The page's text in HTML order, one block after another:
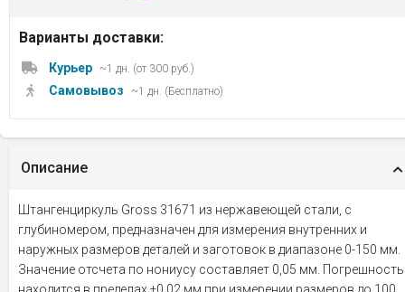
Варианты доставки:
Курьер ~1 дн. (от 300 руб.)
Самовывоз ~1 дн. (Бесплатно)
Описание
Штангенциркуль Gross 31671 из нержавеющей стали, с
глубиномером, предназначен для измерения внутренних и
наружных размеров деталей и заготовок в диапазоне 0-150 мм.
Значение отсчета по нониусу составляет 0,05 мм. Погрешность